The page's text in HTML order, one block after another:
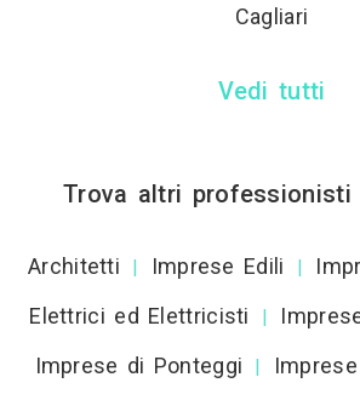
Cagliari
Vedi tutti
Trova altri professionisti
Architetti | Imprese Edili |
Elettrici ed Elettricisti
|
Imprese di Ponteggi |